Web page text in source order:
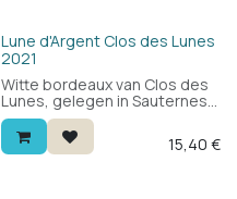
Lune d'Argent Clos des Lunes
2021
Witte bordeaux van Clos des
Lunes, gelegen in Sauternes.
Blend van sémillon en
sauvignon blanc: fris en
mineraal met citrus, wit fruit
15,40 €